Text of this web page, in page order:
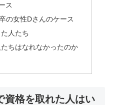
ス
の女性Dさんのケース
人たち
ちはなれなかったのか
資格を取れた人はい